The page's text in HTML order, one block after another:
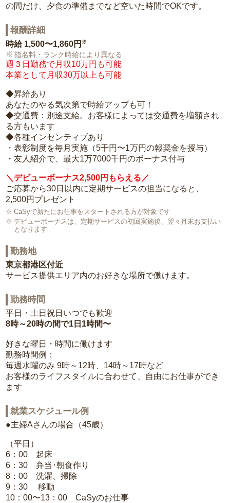
の間だけ、夕食の準備までなど空いた時間でOKです。
報酬詳細
時給 1,500〜1,860円 ※
指名料・ランク時給により異なる
週３日勤務で月収10万円も可能
本業として月収30万以上も可能
◆昇給あり
あなたのやる気次第で時給アップも可！
◆交通費：別途支給。お客様によっては交通費を増額され
る方もいます
◆各種インセンティブあり
・表彰制度を毎月実施（5千円〜1万円の報奨金を授与）
・友人紹介で、最大1万7000千円のボーナス付与
＼デビューボーナス2,500円もらえる／
ご応募から30日以内に定期サービスの担当になると、
2,500円プレゼント
CaSyで新たにお仕事をスタートされる方が対象です
デビューボーナスは、定期サービスの初回実施後、翌々月末お支払い
となります
勤務地
東京都港区付近
サービス提供エリア内のお好きな場所で働けます。
勤務時間
平日・土日祝日いつでも歓迎
8時～20時の間で1日1時間〜
好きな曜日・時間に働けます
勤務時間例：
毎週水曜のみ 9時～12時、14時～17時など
お客様のライフスタイルに合わせて、自由にお仕事ができ
ます
就業スケジュール例
●主婦Aさんの場合（45歳）
（平日）
6：00 起床
6：30 弁当･朝食作り
8：00 洗濯、掃除
9：30 移動
10：00〜13：00 CaSyのお仕事